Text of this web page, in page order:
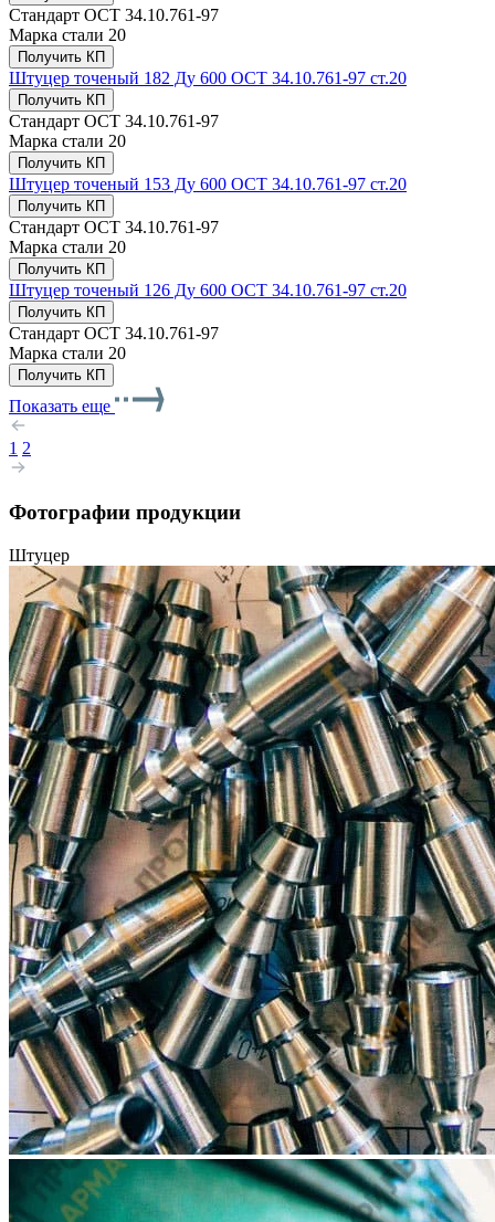
Стандарт ОСТ 34.10.761-97
Марка стали 20
Получить КП
Штуцер точеный 182 Ду 600 ОСТ 34.10.761-97 ст.20
Получить КП
Стандарт ОСТ 34.10.761-97
Марка стали 20
Получить КП
Штуцер точеный 153 Ду 600 ОСТ 34.10.761-97 ст.20
Получить КП
Стандарт ОСТ 34.10.761-97
Марка стали 20
Получить КП
Штуцер точеный 126 Ду 600 ОСТ 34.10.761-97 ст.20
Получить КП
Стандарт ОСТ 34.10.761-97
Марка стали 20
Получить КП
Показать еще
1 2
Фотографии продукции
Штуцер